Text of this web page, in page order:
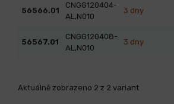
56566.01
CNGG120404-
AL,N010
3 dny
56567.01
CNGG120408-
AL,N010
3 dny
Aktuálně zobrazeno 2 z 2 variant